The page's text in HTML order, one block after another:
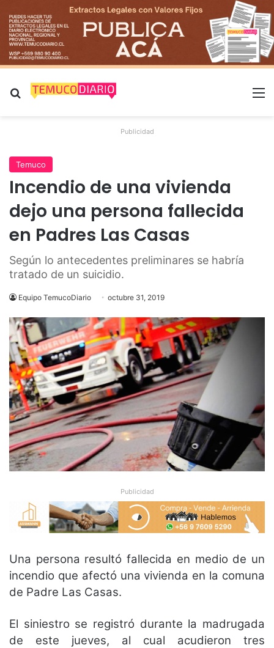
Buscar por
Publicidad
Temuco
Incendio de una vivienda
dejo una persona fallecida
en Padres Las Casas
Según lo antecedentes preliminares se habría
tratado de un suicidio.
Equipo TemucoDiario octubre 31, 2019
Publicidad
Una persona resultó fallecida en medio de un
incendio que afectó una vivienda en la comuna
de Padre Las Casas.
El siniestro se registró durante la madrugada
de este jueves, al cual acudieron tres